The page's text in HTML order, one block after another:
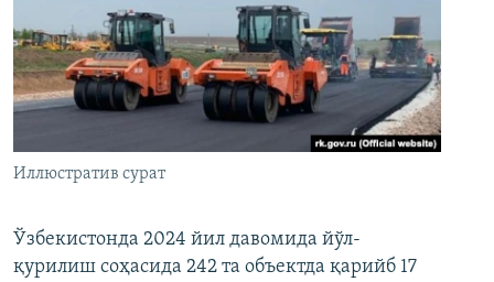
Иллюстратив сурат
Ўзбекистонда 2024 йил давомида йўл-
қурилиш соҳасида 242 та объектда қарийб 17